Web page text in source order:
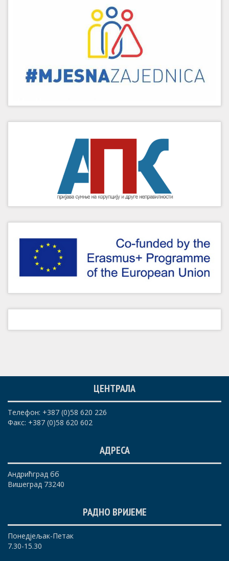
ЦЕНТРАЛА
Телефон: +387 (0)58 620 226
Факс: +387 (0)58 620 602
АДРЕСА
Андрићград бб
Вишеград 73240
РАДНО ВРИЈЕМЕ
Понедјељак-Петак
7.30-15.30